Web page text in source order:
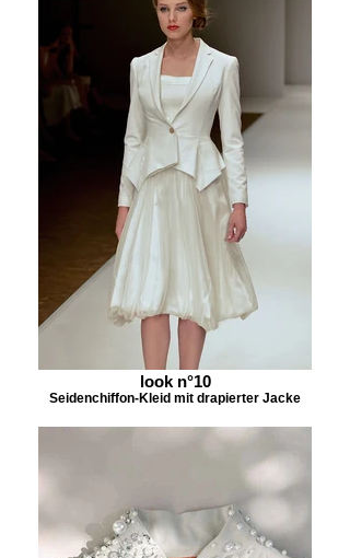
look n°10
Seidenchiffon-Kleid mit drapierter Jacke